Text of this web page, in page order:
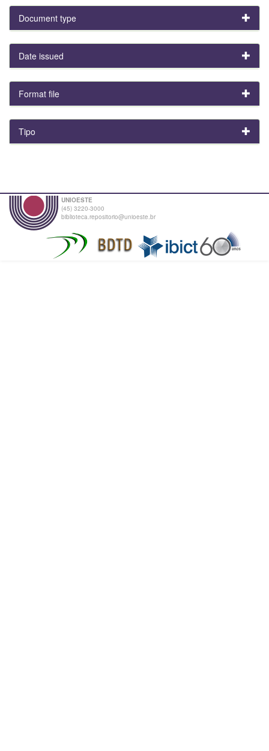
Document type
Date issued
Format file
Tipo
UNIOESTE
(45) 3220-3000
biblioteca.repositorio@unioeste.br